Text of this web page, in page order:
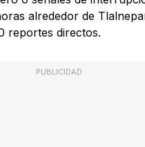
alrededor de
reportes directos.
PUBLICIDAD